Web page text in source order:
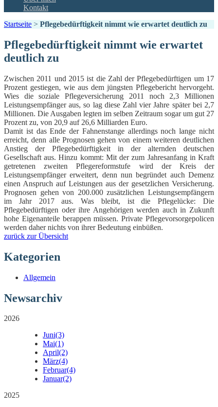
Kontakt
Startseite > Pflegebedürftigkeit nimmt wie erwartet deutlich zu
Pflegebedürftigkeit nimmt wie erwartet
deutlich zu
Zwischen 2011 und 2015 ist die Zahl der Pflegebedürftigen um 17
Prozent gestiegen, wie aus dem jüngsten Pflegebericht hervorgeht.
Wies die soziale Pflegeversicherung 2011 noch 2,3 Millionen
Leistungsempfänger aus, so lag diese Zahl vier Jahre später bei 2,7
Millionen. Die Ausgaben legten im selben Zeitraum sogar um gut 27
Prozent zu, von 20,9 auf 26,6 Milliarden Euro.
Damit ist das Ende der Fahnenstange allerdings noch lange nicht
erreicht, denn alle Prognosen gehen von einem weiteren deutlichen
Anstieg der Pflegebedürftigkeit in der alternden deutschen
Gesellschaft aus. Hinzu kommt: Mit der zum Jahresanfang in Kraft
getretenen zweiten Pflegereformstufe wird der Kreis der
Leistungsempfänger erweitert, denn nun begründet auch Demenz
einen Anspruch auf Leistungen aus der gesetzlichen Versicherung.
Prognosen gehen von 200.000 zusätzlichen Leistungsempfängern
im Jahr 2017 aus. Was bleibt, ist die Pflegelücke: Die
Pflegebedürftigen oder ihre Angehörigen werden auch in Zukunft
hohe Eigenanteile berappen müssen. Private Pflegevorsorgepolicen
werden daher nichts von ihrer Bedeutung einbüßen.
zurück zur Übersicht
Kategorien
Allgemein
Newsarchiv
2026
Juni(3)
Mai(1)
April(2)
März(4)
Februar(4)
Januar(2)
2025